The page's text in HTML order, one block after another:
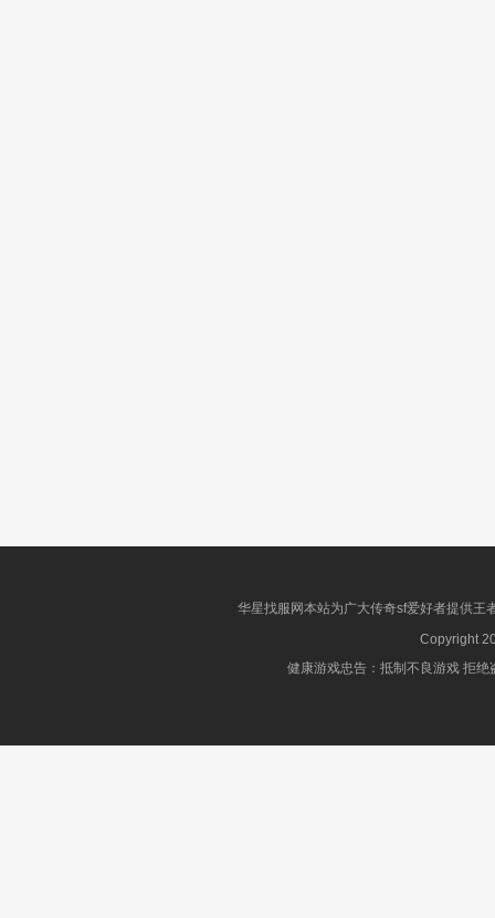
华星找服网本站为广大传奇sf爱好者提供王
Copyright
健康游戏忠告：抵制不良游戏 拒